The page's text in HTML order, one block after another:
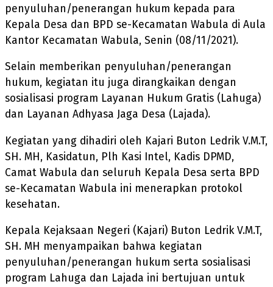
penyuluhan/penerangan hukum kepada para
Kepala Desa dan BPD se-Kecamatan Wabula di Aula
Kantor Kecamatan Wabula, Senin (08/11/2021).
Selain memberikan penyuluhan/penerangan
hukum, kegiatan itu juga dirangkaikan dengan
sosialisasi program Layanan Hukum Gratis (Lahuga)
dan Layanan Adhyasa Jaga Desa (Lajada).
Kegiatan yang dihadiri oleh Kajari Buton Ledrik V.M.T,
SH. MH, Kasidatun, Plh Kasi Intel, Kadis DPMD,
Camat Wabula dan seluruh Kepala Desa serta BPD
se-Kecamatan Wabula ini menerapkan protokol
kesehatan.
Kepala Kejaksaan Negeri (Kajari) Buton Ledrik V.M.T,
SH. MH menyampaikan bahwa kegiatan
penyuluhan/penerangan hukum serta sosialisasi
program Lahuga dan Lajada ini bertujuan untuk